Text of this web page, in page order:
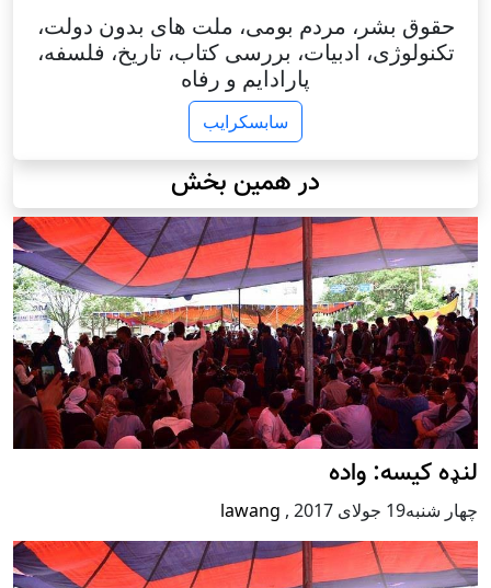
حقوق بشر، مردم بومی، ملت های بدون دولت،
تکنولوژی، ادبیات، بررسی کتاب، تاریخ، فلسفه،
پارادایم و رفاه
سابسکرایب
در همین بخش
لنډه کیسه: واده
چهار شنبه19 جولای 2017 ,
lawang